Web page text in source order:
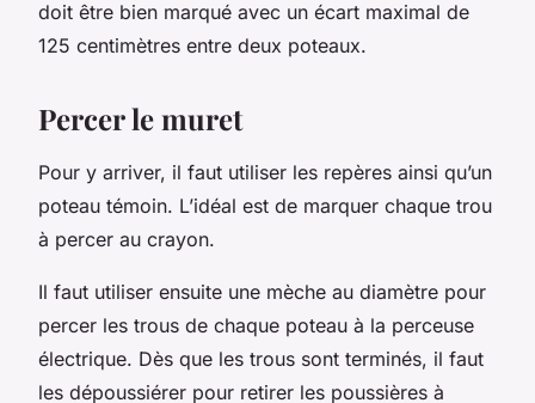
doit être bien marqué avec un écart maximal de
125 centimètres entre deux poteaux.
Percer le muret
Pour y arriver, il faut utiliser les repères ainsi qu’un
poteau témoin. L’idéal est de marquer chaque trou
à percer au crayon.
Il faut utiliser ensuite une mèche au diamètre pour
percer les trous de chaque poteau à la perceuse
électrique. Dès que les trous sont terminés, il faut
les dépoussiérer pour retirer les poussières à